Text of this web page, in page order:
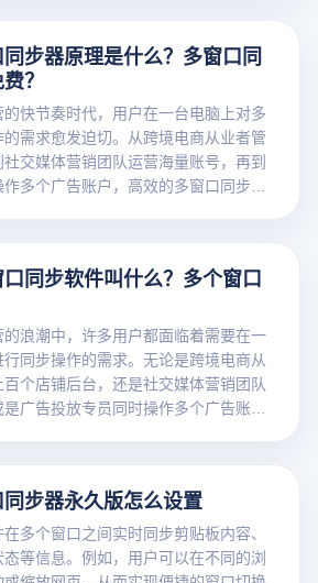
步器原理是什么？多窗口同
？
快节奏时代，用户在一台电脑上对多
需求愈发迫切。从跨境电商从业者管
交媒体营销团队运营海量账号，再到
多个广告账户，高效的多窗口同步操
同步软件叫什么？多个窗口
浪潮中，许多用户都面临着需要在一
同步操作的需求。无论是跨境电商从
个店铺后台，还是社交媒体营销团队
广告投放专员同时操作多个广告账
步器永久版怎么设置
多个窗口之间实时同步剪贴板内容、
等信息。例如，用户可以在不同的浏